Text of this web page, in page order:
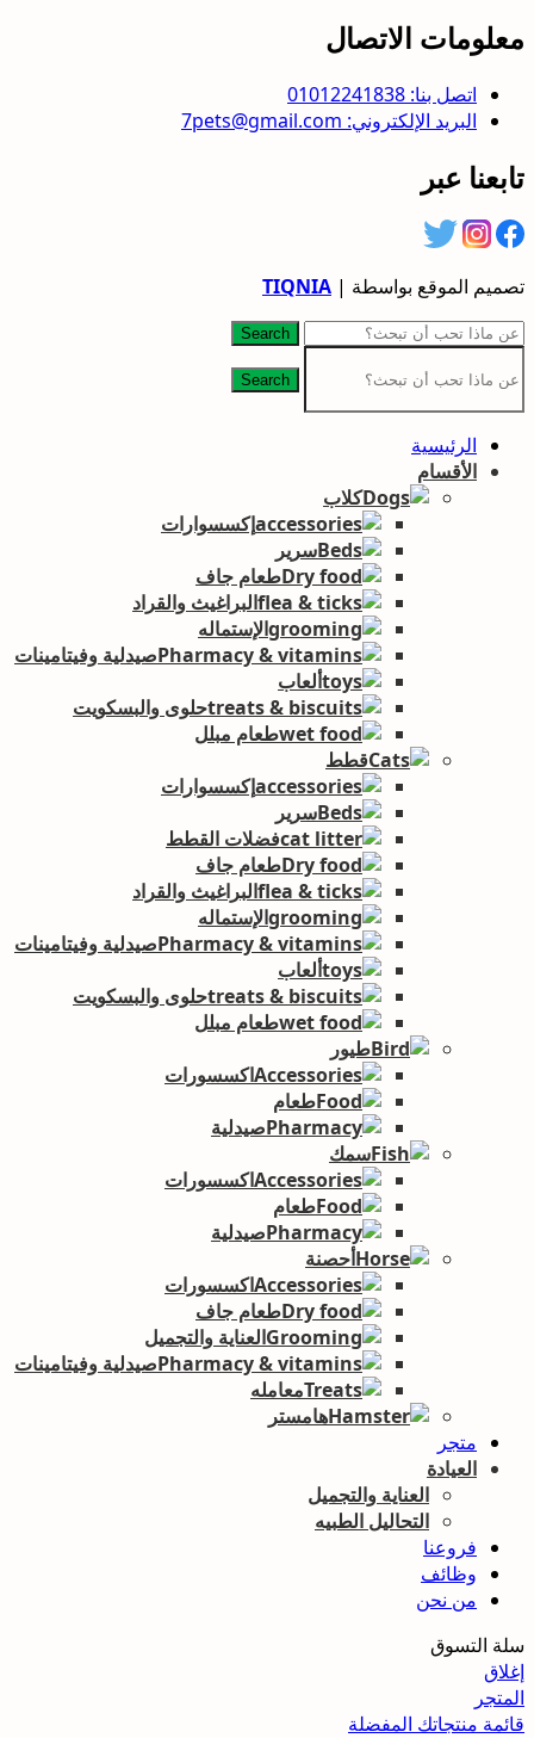
معلومات الاتصال
اتصل بنا: 01012241838
البريد الإلكتروني: 7pets@gmail.com
تابعنا عبر
تصميم الموقع بواسطة | TIQNIA
Search
Search
الرئيسية
الأقسام
كلاب
إكسسوارات
سرير
طعام جاف
البراغيث والقراد
الإستماله
صيدلية وفيتامينات
ألعاب
حلوى والبسكويت
طعام مبلل
قطط
إكسسوارات
سرير
فضلات القطط
طعام جاف
البراغيث والقراد
الإستماله
صيدلية وفيتامينات
ألعاب
حلوى والبسكويت
طعام مبلل
طيور
اكسسورات
طعام
صيدلية
سمك
اكسسورات
طعام
صيدلية
أحصنة
اكسسورات
طعام جاف
العناية والتجميل
صيدلية وفيتامينات
معامله
هامستر
متجر
العيادة
العناية والتجميل
التحاليل الطبيه
فروعنا
وظائف
من نحن
سلة التسوق
إغلاق
المتجر
قائمة منتجاتك المفضلة